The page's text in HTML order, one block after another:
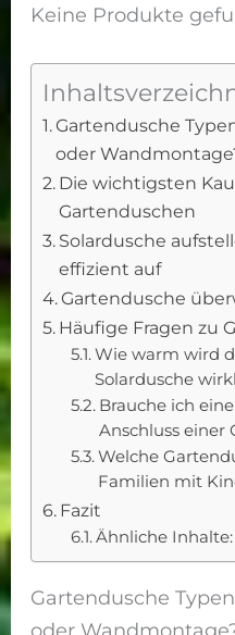
Keine Produkte
Gartendusche
oder
Die wichtigsten
Gartenduschen
Solardusche
effizient auf
Gartendusche
Häufige Fragen zu
Wie warm wird
Solardusche
Brauche ich
Anschluss einer
Welche
Familien mit
Fazit
Ähnliche Inhalte:
Gartendusche